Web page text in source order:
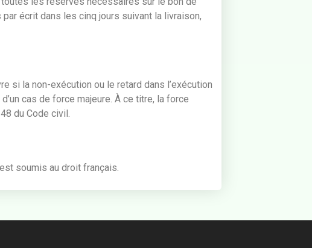
écrit dans les cinq jours suivant la livraison,
si la non-exécution ou le retard dans l’exécution
cas de force majeure. À ce titre, la force
du Code civil.
soumis au droit français.